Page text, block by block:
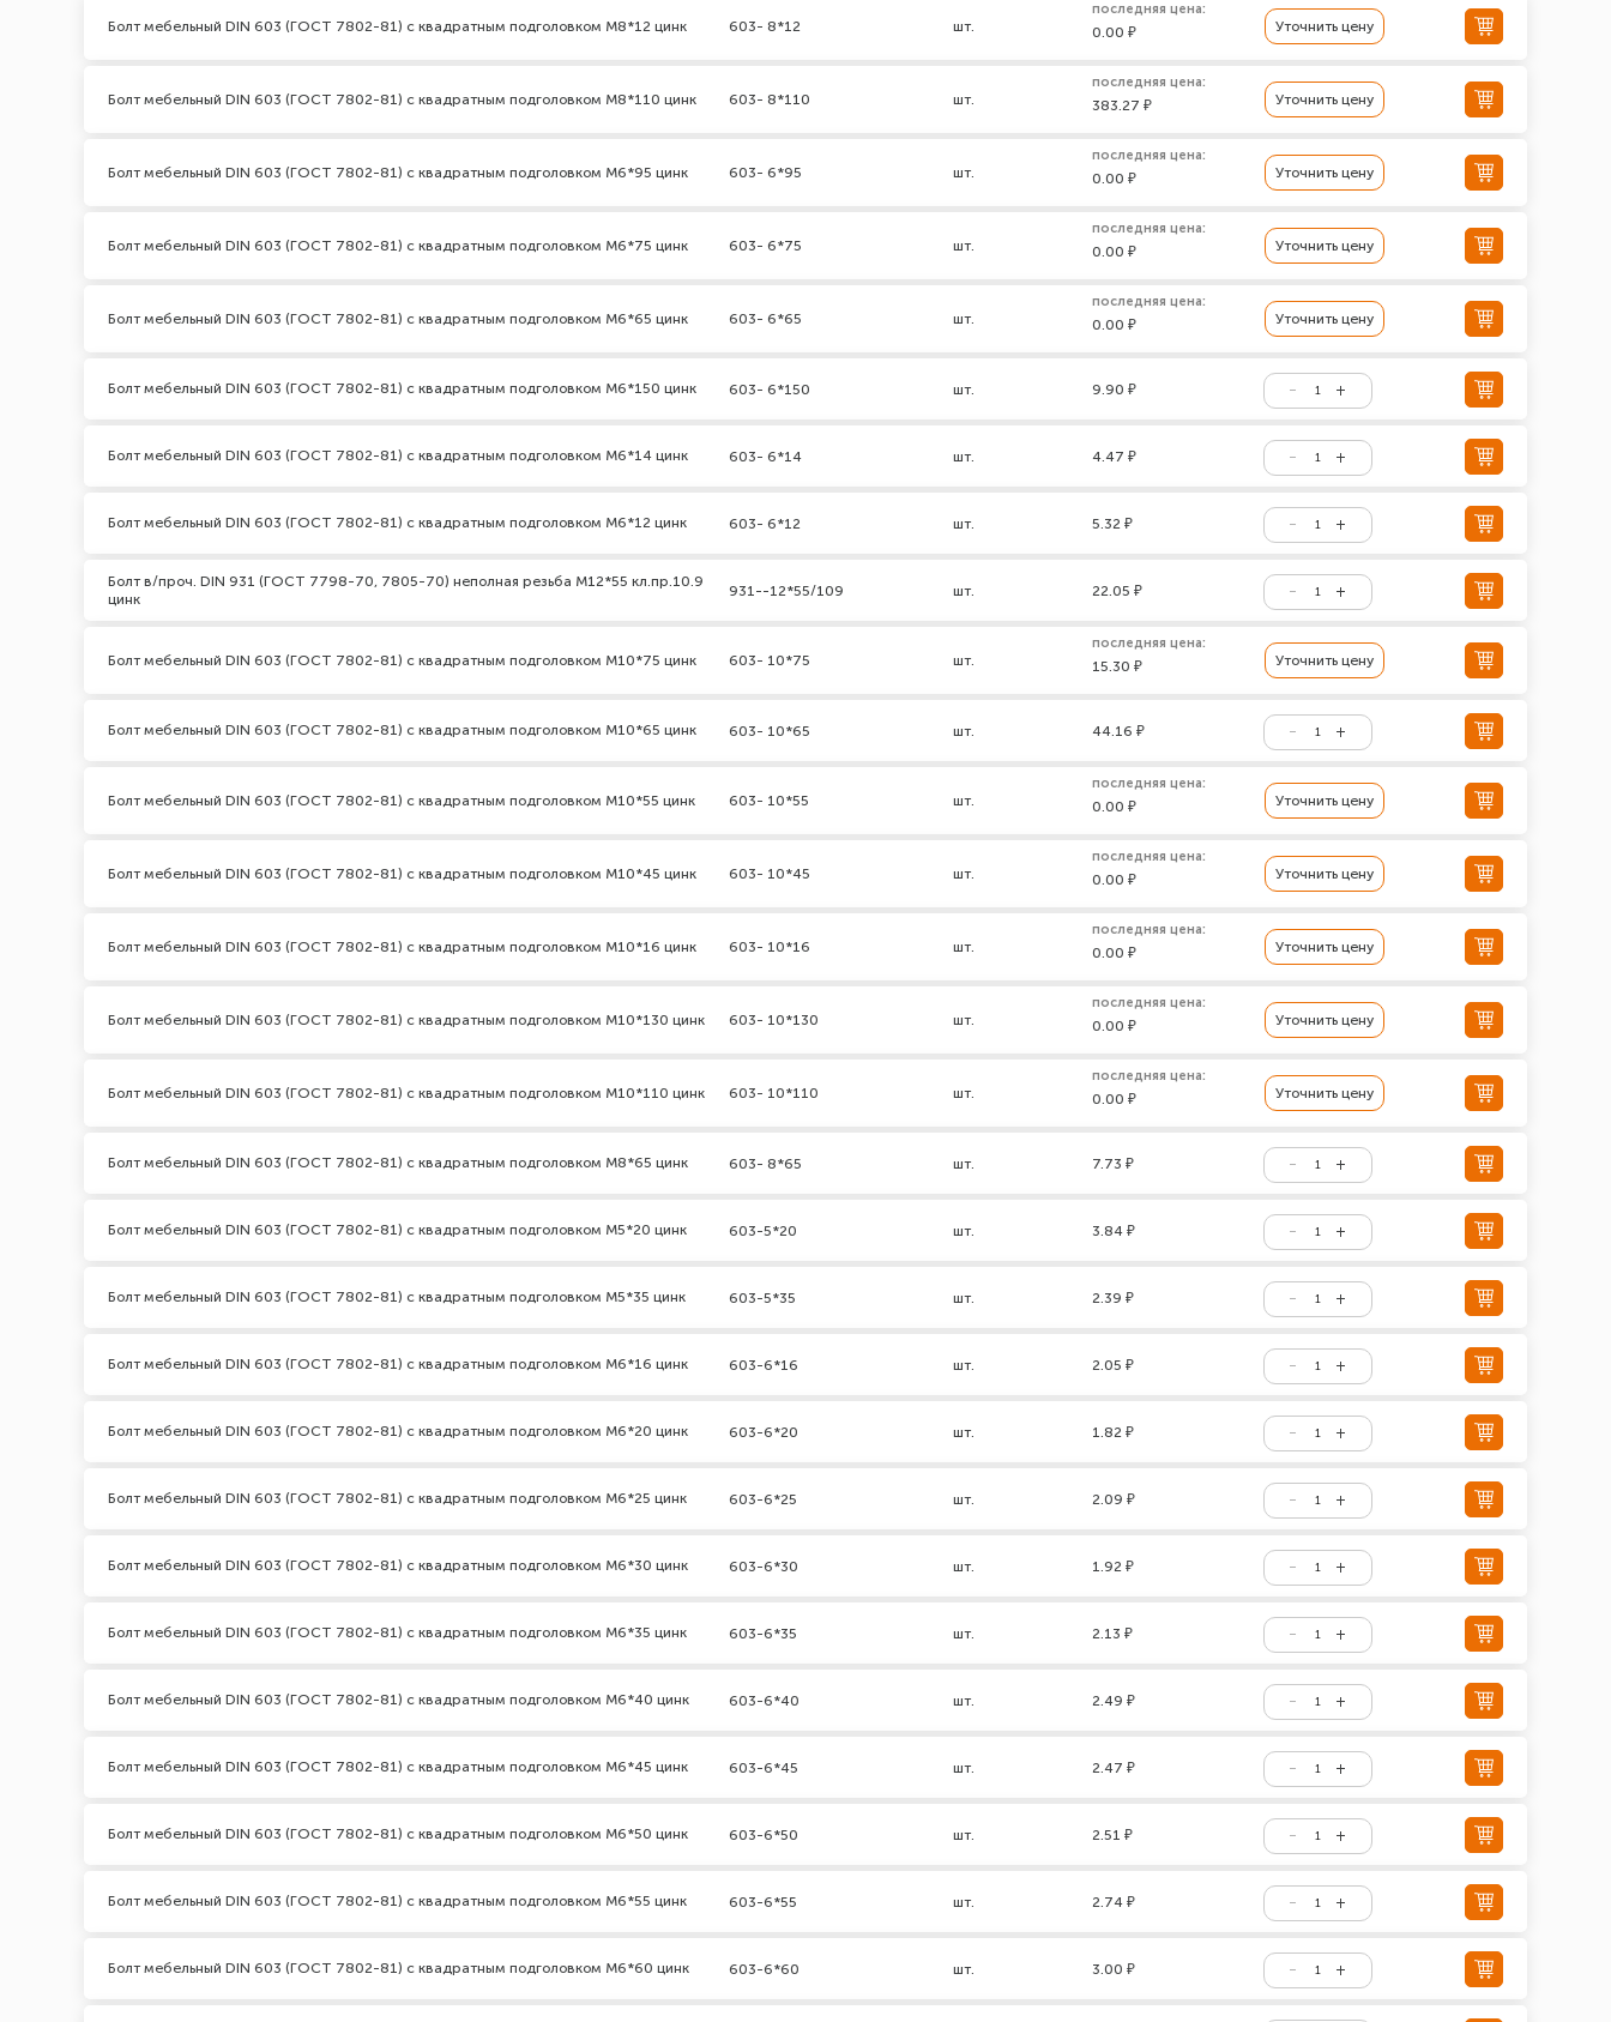
Болт мебельный DIN 603 (ГОСТ 7802-81) с квадратным подголовком М8*12 цинк 603- 8*12 шт.
последняя цена:
0.00 ₽ Уточнить цену
Болт мебельный DIN 603 (ГОСТ 7802-81) с квадратным подголовком М8*110 цинк 603- 8*110 шт.
последняя цена:
383.27 ₽ Уточнить цену
Болт мебельный DIN 603 (ГОСТ 7802-81) с квадратным подголовком М6*95 цинк 603- 6*95 шт.
последняя цена:
0.00 ₽ Уточнить цену
Болт мебельный DIN 603 (ГОСТ 7802-81) с квадратным подголовком М6*75 цинк 603- 6*75 шт.
последняя цена:
0.00 ₽ Уточнить цену
Болт мебельный DIN 603 (ГОСТ 7802-81) с квадратным подголовком М6*65 цинк 603- 6*65 шт.
последняя цена:
0.00 ₽ Уточнить цену
Болт мебельный DIN 603 (ГОСТ 7802-81) с квадратным подголовком М6*150 цинк 603- 6*150 шт. 9.90 ₽
Болт мебельный DIN 603 (ГОСТ 7802-81) с квадратным подголовком М6*14 цинк 603- 6*14 шт. 4.47 ₽
Болт мебельный DIN 603 (ГОСТ 7802-81) с квадратным подголовком М6*12 цинк 603- 6*12 шт. 5.32 ₽
Болт в/проч. DIN 931 (ГОСТ 7798-70, 7805-70) неполная резьба М12*55 кл.пр.10.9
цинк
931--12*55/109 шт. 22.05 ₽
Болт мебельный DIN 603 (ГОСТ 7802-81) с квадратным подголовком М10*75 цинк 603- 10*75 шт.
последняя цена:
15.30 ₽ Уточнить цену
Болт мебельный DIN 603 (ГОСТ 7802-81) с квадратным подголовком М10*65 цинк 603- 10*65 шт. 44.16 ₽
Болт мебельный DIN 603 (ГОСТ 7802-81) с квадратным подголовком М10*55 цинк 603- 10*55 шт.
последняя цена:
0.00 ₽ Уточнить цену
Болт мебельный DIN 603 (ГОСТ 7802-81) с квадратным подголовком М10*45 цинк 603- 10*45 шт.
последняя цена:
0.00 ₽ Уточнить цену
Болт мебельный DIN 603 (ГОСТ 7802-81) с квадратным подголовком М10*16 цинк 603- 10*16 шт.
последняя цена:
0.00 ₽ Уточнить цену
Болт мебельный DIN 603 (ГОСТ 7802-81) с квадратным подголовком М10*130 цинк 603- 10*130 шт.
последняя цена:
0.00 ₽ Уточнить цену
Болт мебельный DIN 603 (ГОСТ 7802-81) с квадратным подголовком М10*110 цинк 603- 10*110 шт.
последняя цена:
0.00 ₽ Уточнить цену
Болт мебельный DIN 603 (ГОСТ 7802-81) с квадратным подголовком М8*65 цинк 603- 8*65 шт. 7.73 ₽
Болт мебельный DIN 603 (ГОСТ 7802-81) с квадратным подголовком М5*20 цинк 603-5*20 шт. 3.84 ₽
Болт мебельный DIN 603 (ГОСТ 7802-81) с квадратным подголовком М5*35 цинк 603-5*35 шт. 2.39 ₽
Болт мебельный DIN 603 (ГОСТ 7802-81) с квадратным подголовком М6*16 цинк 603-6*16 шт. 2.05 ₽
Болт мебельный DIN 603 (ГОСТ 7802-81) с квадратным подголовком М6*20 цинк 603-6*20 шт. 1.82 ₽
Болт мебельный DIN 603 (ГОСТ 7802-81) с квадратным подголовком М6*25 цинк 603-6*25 шт. 2.09 ₽
Болт мебельный DIN 603 (ГОСТ 7802-81) с квадратным подголовком М6*30 цинк 603-6*30 шт. 1.92 ₽
Болт мебельный DIN 603 (ГОСТ 7802-81) с квадратным подголовком М6*35 цинк 603-6*35 шт. 2.13 ₽
Болт мебельный DIN 603 (ГОСТ 7802-81) с квадратным подголовком М6*40 цинк 603-6*40 шт. 2.49 ₽
Болт мебельный DIN 603 (ГОСТ 7802-81) с квадратным подголовком М6*45 цинк 603-6*45 шт. 2.47 ₽
Болт мебельный DIN 603 (ГОСТ 7802-81) с квадратным подголовком М6*50 цинк 603-6*50 шт. 2.51 ₽
Болт мебельный DIN 603 (ГОСТ 7802-81) с квадратным подголовком М6*55 цинк 603-6*55 шт. 2.74 ₽
Болт мебельный DIN 603 (ГОСТ 7802-81) с квадратным подголовком М6*60 цинк 603-6*60 шт. 3.00 ₽